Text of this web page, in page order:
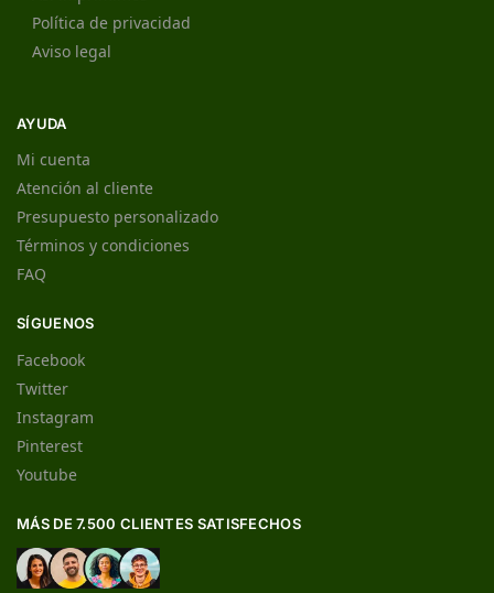
Política de privacidad
Aviso legal
AYUDA
Mi cuenta
Atención al cliente
Presupuesto personalizado
Términos y condiciones
FAQ
SÍGUENOS
Facebook
Twitter
Instagram
Pinterest
Youtube
MÁS DE 7.500 CLIENTES SATISFECHOS